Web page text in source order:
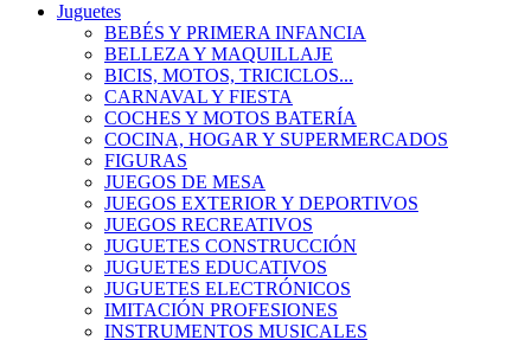
Juguetes
BEBÉS Y PRIMERA INFANCIA
BELLEZA Y MAQUILLAJE
BICIS, MOTOS, TRICICLOS...
CARNAVAL Y FIESTA
COCHES Y MOTOS BATERÍA
COCINA, HOGAR Y SUPERMERCADOS
FIGURAS
JUEGOS DE MESA
JUEGOS EXTERIOR Y DEPORTIVOS
JUEGOS RECREATIVOS
JUGUETES CONSTRUCCIÓN
JUGUETES EDUCATIVOS
JUGUETES ELECTRÓNICOS
IMITACIÓN PROFESIONES
INSTRUMENTOS MUSICALES